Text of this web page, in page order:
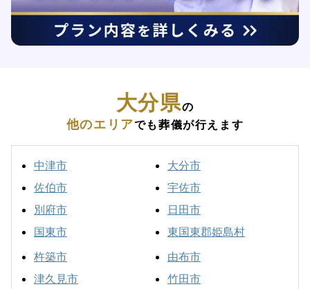
大分県の
他のエリアでも葬儀が行えます
中津市
佐伯市
別府市
国東市
大分市
宇佐市
日田市
東国東郡姫島村
杵築市
津久見市
由布市
竹田市